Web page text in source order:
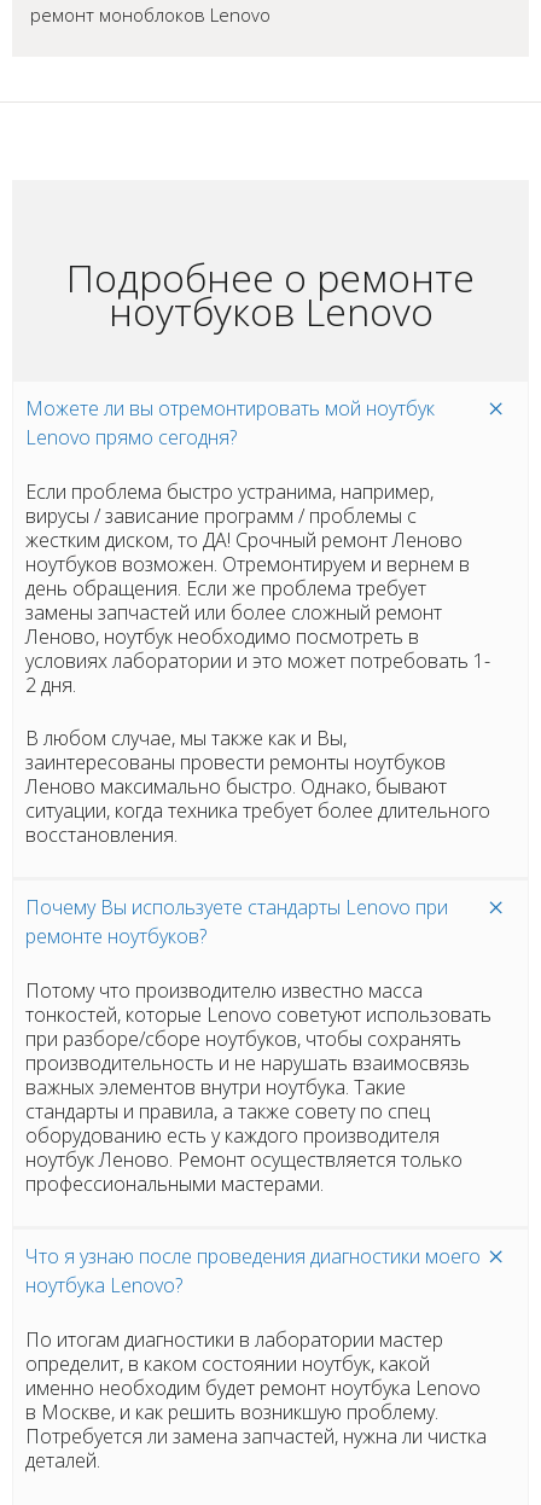
ремонт моноблоков Lenovo
Подробнее о ремонте
ноутбуков Lenovo
Можете ли вы отремонтировать мой ноутбук
Lenovo прямо сегодня?
Если проблема быстро устранима, например,
вирусы / зависание программ / проблемы с
жестким диском, то ДА! Срочный ремонт Леново
ноутбуков возможен. Отремонтируем и вернем в
день обращения. Если же проблема требует
замены запчастей или более сложный ремонт
Леново, ноутбук необходимо посмотреть в
условиях лаборатории и это может потребовать 1-
2 дня.
В любом случае, мы также как и Вы,
заинтересованы провести ремонты ноутбуков
Леново максимально быстро. Однако, бывают
ситуации, когда техника требует более длительного
восстановления.
Почему Вы используете стандарты Lenovo при
ремонте ноутбуков?
Потому что производителю известно масса
тонкостей, которые Lenovo советуют использовать
при разборе/сборе ноутбуков, чтобы сохранять
производительность и не нарушать взаимосвязь
важных элементов внутри ноутбука. Такие
стандарты и правила, а также совету по спец
оборудованию есть у каждого производителя
ноутбук Леново. Ремонт осуществляется только
профессиональными мастерами.
Что я узнаю после проведения диагностики моего
ноутбука Lenovo?
По итогам диагностики в лаборатории мастер
определит, в каком состоянии ноутбук, какой
именно необходим будет ремонт ноутбука Lenovo
в Москве, и как решить возникшую проблему.
Потребуется ли замена запчастей, нужна ли чистка
деталей.